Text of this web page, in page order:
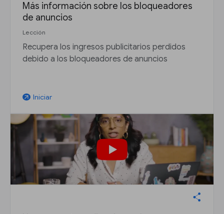
Más información sobre los bloqueadores
de anuncios
Lección
Recupera los ingresos publicitarios perdidos
debido a los bloqueadores de anuncios
arrow_outward Iniciar